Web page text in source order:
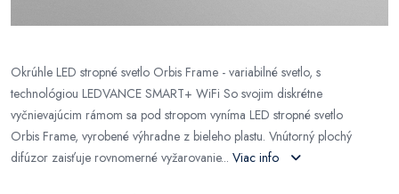
Okrúhle LED stropné svetlo Orbis Frame - variabilné svetlo, s
technológiou LEDVANCE SMART+ WiFi So svojim diskrétne
vyčnievajúcim rámom sa pod stropom vyníma LED stropné svetlo
Orbis Frame, vyrobené výhradne z bieleho plastu. Vnútorný plochý
difúzor zaisťuje rovnomerné vyžarovanie... Viac info